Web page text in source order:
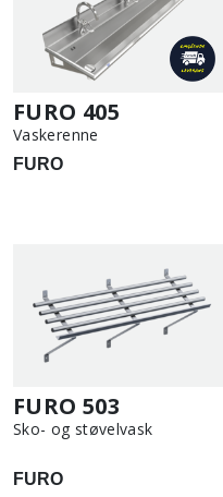
FURO 405
Vaskerenne
FURO
FURO 503
Sko- og støvelvask
FURO